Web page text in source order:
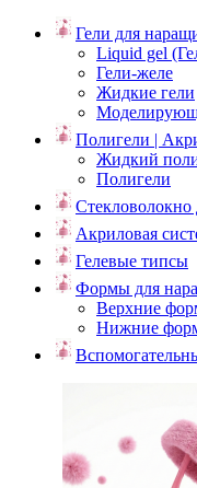
Гели для
Liquid gel
Гели-желе
Жидкие гели
Полигели |
Жидкий
Полигели
Стекловолокно
Акриловая
Гелевые типсы
Формы для
Верхние
Нижние